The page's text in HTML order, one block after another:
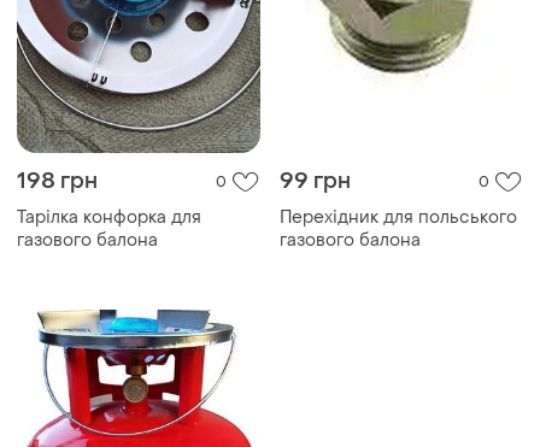
198 грн 0
Тарілка конфорка для
газового балона
99 грн 0
Перехідник для польського
газового балона